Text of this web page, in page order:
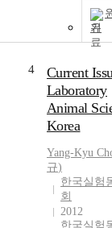
기
4
Current
Laboratory
Animal
Korea
Yang-Kyu
규)
한국실험
회
2012
한국실험